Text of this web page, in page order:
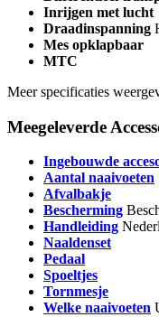
Inrijgen met lucht
Draadinspanning
Mes opklapbaar
MTC
Meer specificaties
Meegeleverde
Ingebouwde
Aantal naaivoeten
Afvalbakje
Bescherming
Handleiding
Naaldenset
Pedaal
Spoeltjes
Tornmesje
Welke naaivoeten